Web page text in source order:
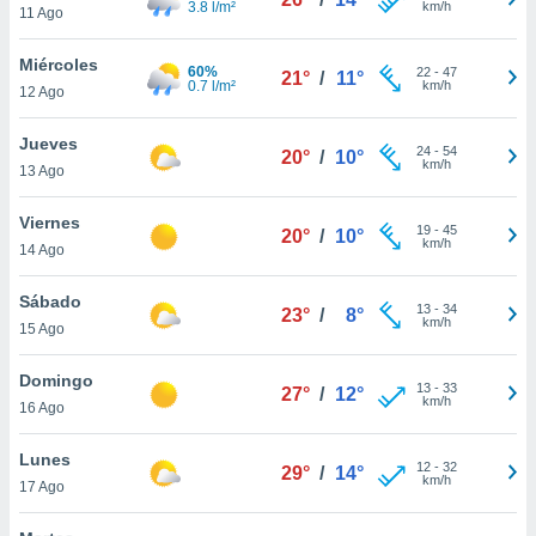
más
nuestra
y
disponible
cookies
aceptar
11 Ago
3.8 l/m²
km/h
Miércoles
12 Ago
60%
0.7 l/m²
21° / 11° 22- 47
km/h
Jueves
13 Ago
20° / 10° 24- 54
km/h
Viernes
14 Ago
20° / 10° 19- 45
km/h
Sábado
15 Ago
23° / 8° 13- 34
km/h
Domingo
16 Ago
27° / 12° 13- 33
km/h
Lunes
17 Ago
29° / 14° 12- 32
km/h